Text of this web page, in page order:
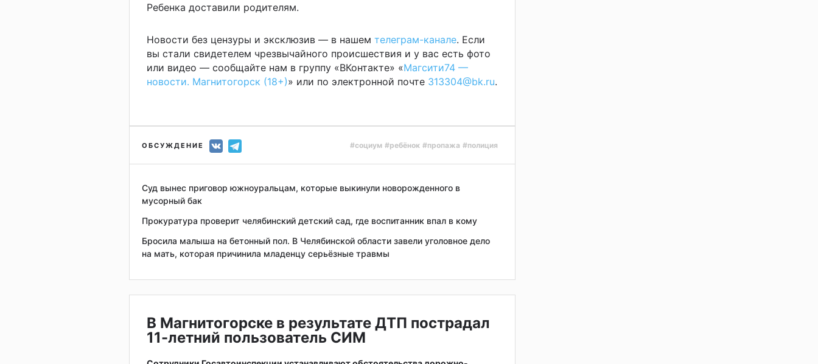
Ребенка доставили родителям.
Новости без цензуры и эксклюзив — в нашем телеграм-канале. Если
вы стали свидетелем чрезвычайного происшествия и у вас есть фото
или видео — сообщайте нам в группу «ВКонтакте» «Магсити74 —
новости. Магнитогорск (18+)» или по электронной почте 313304@bk.ru.
ОБСУЖДЕНИЕ #социум #ребёнок #пропажа #полиция
Суд вынес приговор южноуральцам, которые выкинули новорожденного в
мусорный бак
Прокуратура проверит челябинский детский сад, где воспитанник впал в кому
Бросила малыша на бетонный пол. В Челябинской области завели уголовное дело
на мать, которая причинила младенцу серьёзные травмы
В Магнитогорске в результате ДТП пострадал
11-летний пользователь СИМ